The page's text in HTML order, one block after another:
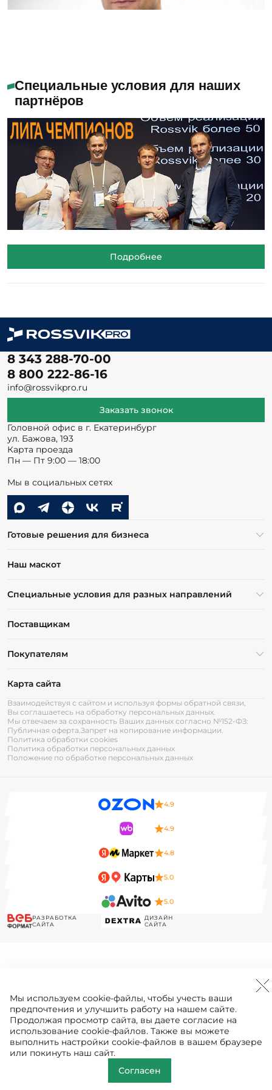
Специальные условия для наших
партнёров
Подробнее
8 343 288-70-00
8 800 222-86-16
info@rossvikpro.ru
Заказать звонок
Головной офис в г. Екатеринбург
ул. Бажова, 193
Карта проезда
Пн — Пт 9:00 — 18:00
Мы в социальных сетях
Готовые решения для бизнеса
Наш маскот
Специальные условия для разных направлений
Поставщикам
Покупателям
Карта сайта
Взаимодействуя с сайтом и используя формы обратной связи,
Вы соглашаетесь на обработку персональных данных.
Мы отвечаем за сохранность Ваших данных согласно №152-ФЗ:
Публичная оферта.Запрет на копирование информации.
Политика обработки cookies
Политика обработки персональных данных
Положение по обработке персональных данных
4.9
4.9
4.8
5.0
5.0
РАЗРАБОТКА
САЙТА
ДИЗАЙН
САЙТА
Мы используем cookie-файлы, чтобы учесть ваши
предпочтения и улучшить работу на нашем сайте.
Продолжая просмотр сайта, вы даете согласие на
использование cookie-файлов. Также вы можете
выполнить настройки cookie-файлов в вашем браузере
или покинуть наш сайт.
Согласен